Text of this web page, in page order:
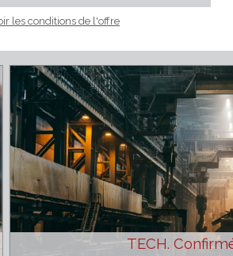
de tous les stages
Voir les conditions de l'offre